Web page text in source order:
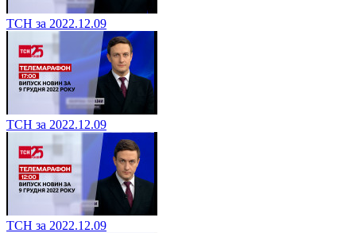
ТСН за 2022.12.09
ТСН за 2022.12.09
ТСН за 2022.12.09